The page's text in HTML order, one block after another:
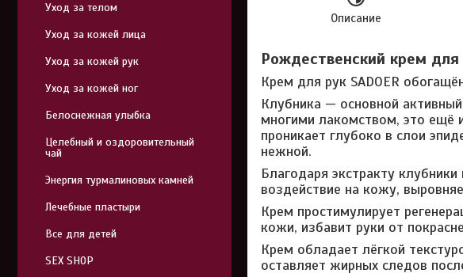
Описание
Рождественский крем для
Крем для рук SADOER
Клубника — основной
многими лакомством, это ещё
проникает глубоко в слои
нежной.
Благодаря экстракту
воздействие на кожу,
Крем простимулирует
кожи, избавит руки от
Крем обладает лёгкой
оставляет жирных следов
Уход за телом
Уход за кожей лица
Уход за кожей рук
Уход за кожей ног
Белоснежная улыбка
Целебный и оздоровительный
чай
Энергия турмалиновых камней
Лечебные пластыри
Все для детей
SEX SHOP